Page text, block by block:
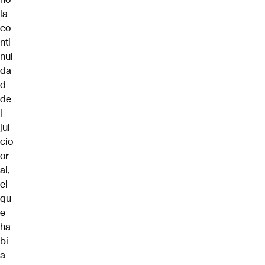
la
co
nti
nui
da
d
de
l
jui
cio
or
al,
el
qu
e
ha
bí
a